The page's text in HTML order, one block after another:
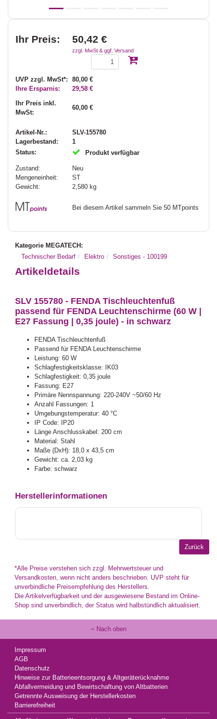
Ihr Preis: 50,42 €
zzgl. MwSt & ggf. Versand
UVP zzgl. MwSt*:
80,00 €
Ihre Ersparnis:
29,58 €
Ihr Preis inkl.
MwSt:
60,00 €
Artikel-Nr.:
SLV-155780
Lagerbestand:
1
Status:
Produkt verfügbar
Zustand:
Neu
Mengeneinheit:
ST
Gewicht:
2,580 kg
Bei diesem Artikel sammeln Sie 50 MTpoints
Kategorie MEGATECH:
Technischer Bedarf
Elektro Sonstiges - 100199
Artikeldetails
SLV 155780 - FENDA Tischleuchtenfuß
passend für FENDA Leuchtenschirme (60 W |
E27 Fassung | 0,35 joule) - in schwarz
FENDA Tischleuchtenfuß
Passend für FENDA Leuchtenschirme
Leistung: 60 W
Schlagfestigkeitsklasse: IK03
Schlagfestigkeit: 0,35 joule
Fassung: E27
Primäre Nennspannung: 220-240V ~50/60 Hz
Anzahl Fassungen: 1
Umgebungstemperatur: 40 °C
IP Code: IP20
Länge Anschlusskabel: 200 cm
Material: Stahl
Maße (DxH): 18,0 x 43,5 cm
Gewicht: ca. 2,03 kg
Farbe: schwarz
Herstellerinformationen
*Alle Preise verstehen sich zzgl. Mehrwertsteuer und
Versandkosten, wenn nicht anders beschrieben. UVP steht für
unverbindliche Preisempfehlung des Herstellers.
Die Artikelverfügbarkeit und der ausgewiesene Bestand im Online-
Shop sind unverbindlich, der Status wird halbstündlich aktualisiert.
Nach oben
Impressum
AGB
Datenschutz
Hinweise zur Batterieentsorgung & Altgeräterücknahme
Abfallvermeidung und Bewirtschaftung von Altbatterien
Getrennte Ausweisung der Herstellerkosten
Barrierefreiheit